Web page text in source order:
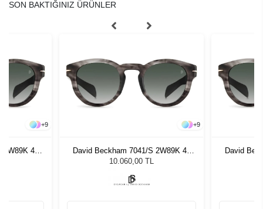
SON BAKTIĞINIZ ÜRÜNLER
+9
2W89K 48
+9
David Beckham 7041/S 2W89K 48
Unisex Güneş Gözlüğü
10.060,00 TL
David